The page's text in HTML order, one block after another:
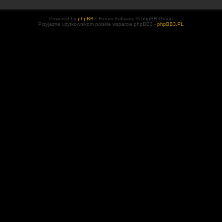
Powered by phpBB® Forum Software © phpBB Group
Przyjazne użytkownikom polskie wsparcie phpBB3 - phpBB3.PL